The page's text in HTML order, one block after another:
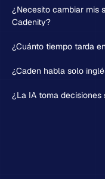
¿Necesito cambiar mis
Cadenity?
¿Cuánto tiempo tarda
¿Caden habla solo
¿La IA toma decisiones